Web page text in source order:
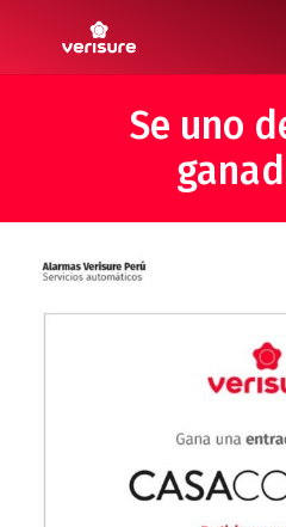
Se uno